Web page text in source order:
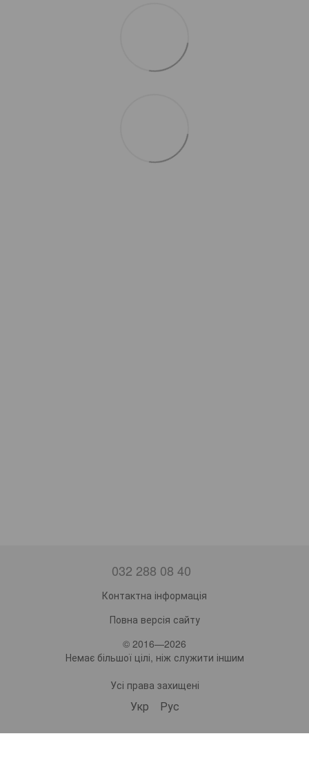
032 288 08 40
Контактна інформація
Повна версія сайту
© 2016—2026
Немає більшої цілі, ніж служити іншим
Усі права захищені
Укр Рус